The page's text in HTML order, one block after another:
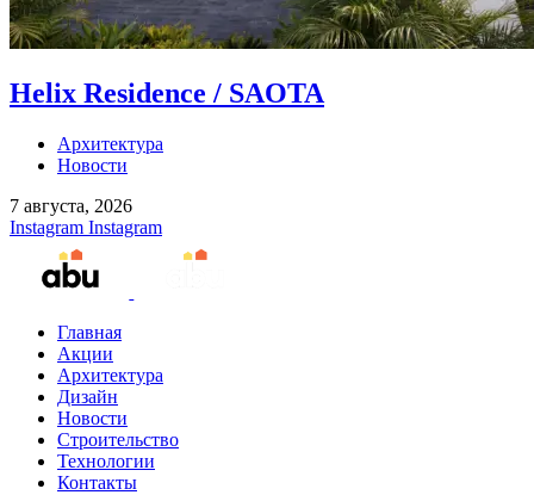
Helix Residence / SAOTA
Архитектура
Новости
7 августа, 2026
Instagram Instagram
Главная
Акции
Архитектура
Дизайн
Новости
Строительство
Технологии
Контакты